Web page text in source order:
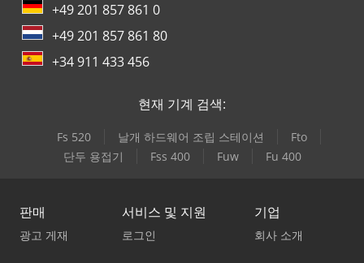
+49 201 857 861 0
+49 201 857 861 80
+34 911 433 456
현재 기계 검색:
Fs 520 날개 하드웨어 조립 스테이션
Fto
단두 용접기
Fss 400 Fuw Fu 400
판매
광고 게재
서비스 및 지원
로그인
기업
회사 소개